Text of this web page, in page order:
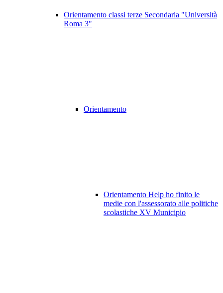
Orientamento classi terze Secondaria "Università
Roma 3"
Orientamento
Orientamento Help ho finito le
medie con l'assessorato alle politiche
scolastiche XV Municipio